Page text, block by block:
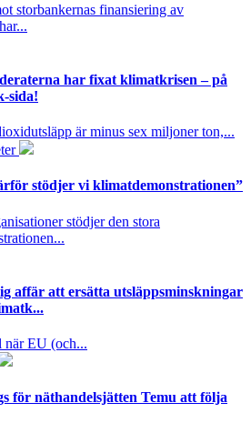
storbankernas finansiering av
har fixat klimatkrisen – på
sida!
är minus sex miljoner ton,...
stödjer vi klimatdemonstrationen”
stödjer den stora
affär att ersätta utsläppsminskningar
när EU (och...
för näthandelsjätten Temu att följa